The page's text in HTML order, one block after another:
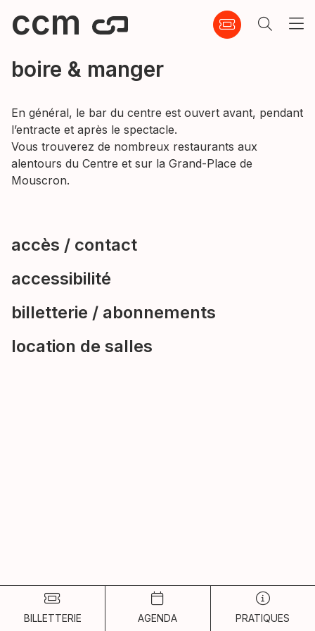
ccm
boire & manger
En général, le bar du centre est ouvert avant, pendant
l’entracte et après le spectacle.
Vous trouverez de nombreux restaurants aux
alentours du Centre et sur la Grand-Place de
Mouscron.
accès / contact
accessibilité
billetterie / abonnements
location de salles
BILLETTERIE AGENDA PRATIQUES